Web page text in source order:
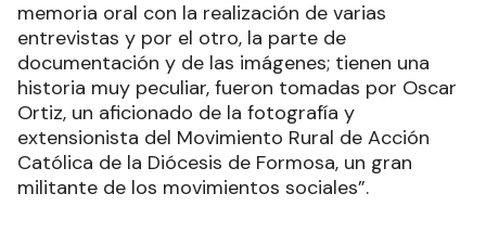
memoria oral con la realización de varias
entrevistas y por el otro, la parte de
documentación y de las imágenes; tienen una
historia muy peculiar, fueron tomadas por Oscar
Ortiz, un aficionado de la fotografía y
extensionista del Movimiento Rural de Acción
Católica de la Diócesis de Formosa, un gran
militante de los movimientos sociales”.